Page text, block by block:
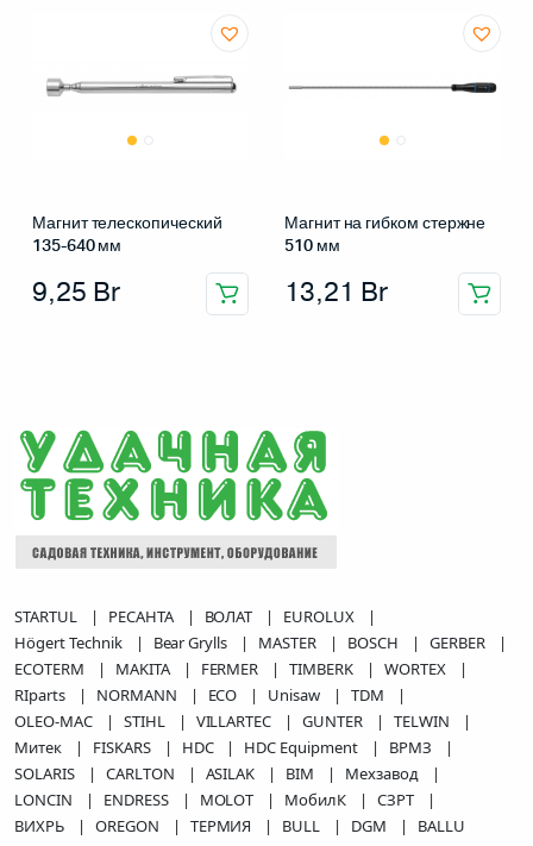
Магнит телескопический
135-640 мм
9,25 Br
Магнит на гибком стержне
510 мм
13,21 Br
STARTUL РЕСАНТА ВОЛАТ
EUROLUX
Högert Technik
Bear Grylls MASTER BOSCH
GERBER
ECOTERM
MAKITA FERMER TIMBERK
WORTEX
RIparts
NORMANN ECO Unisaw
TDM
OLEO-MAC
STIHL VILLARTEC GUNTER
TELWIN
Митек
FISKARS HDC HDC Equipment
ВРМЗ
SOLARIS
CARLTON ASILAK BIM
Мехзавод
LONCIN
ENDRESS MOLOT МобилК
СЗРТ
ВИХРЬ
OREGON ТЕРМИЯ BULL DGM BALLU